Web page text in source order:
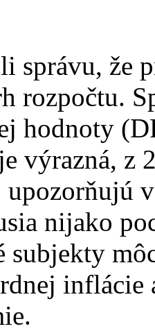
správu, že
rozpočtu.
hodnoty
výrazná, z
nijako
subjekty